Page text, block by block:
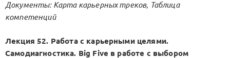
Документы: Карта карьерных треков, Таблица
компетенций
Лекция 52. Работа с карьерными целями.
Самодиагностика. Big Five в работе с выбором